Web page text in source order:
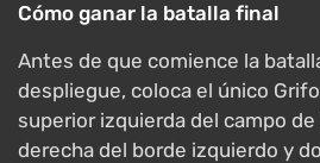
Cómo ganar la batalla final
Antes de que comience la
despliegue, coloca el único
superior izquierda del campo
derecha del borde izquierdo y